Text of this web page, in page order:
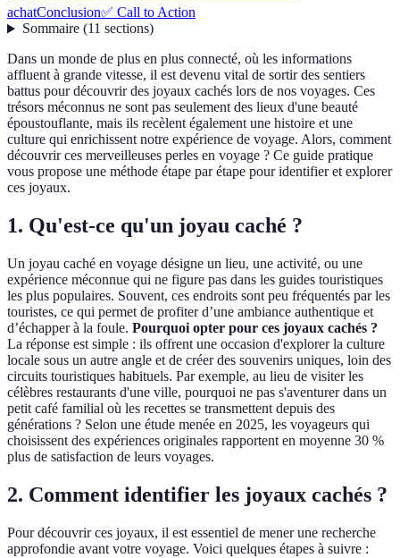
achatConclusion✅ Call to Action
Sommaire(11 sections)
Dans un monde de plus en plus connecté, où les informations
affluent à grande vitesse, il est devenu vital de sortir des sentiers
battus pour découvrir des joyaux cachés lors de nos voyages. Ces
trésors méconnus ne sont pas seulement des lieux d'une beauté
époustouflante, mais ils recèlent également une histoire et une
culture qui enrichissent notre expérience de voyage. Alors, comment
découvrir ces merveilleuses perles en voyage ? Ce guide pratique
vous propose une méthode étape par étape pour identifier et explorer
ces joyaux.
1. Qu'est-ce qu'un joyau caché ?
Un joyau caché en voyage désigne un lieu, une activité, ou une
expérience méconnue qui ne figure pas dans les guides touristiques
les plus populaires. Souvent, ces endroits sont peu fréquentés par les
touristes, ce qui permet de profiter d’une ambiance authentique et
d’échapper à la foule. Pourquoi opter pour ces joyaux cachés ?
La réponse est simple : ils offrent une occasion d'explorer la culture
locale sous un autre angle et de créer des souvenirs uniques, loin des
circuits touristiques habituels. Par exemple, au lieu de visiter les
célèbres restaurants d'une ville, pourquoi ne pas s'aventurer dans un
petit café familial où les recettes se transmettent depuis des
générations ? Selon une étude menée en 2025, les voyageurs qui
choisissent des expériences originales rapportent en moyenne 30 %
plus de satisfaction de leurs voyages.
2. Comment identifier les joyaux cachés ?
Pour découvrir ces joyaux, il est essentiel de mener une recherche
approfondie avant votre voyage. Voici quelques étapes à suivre :